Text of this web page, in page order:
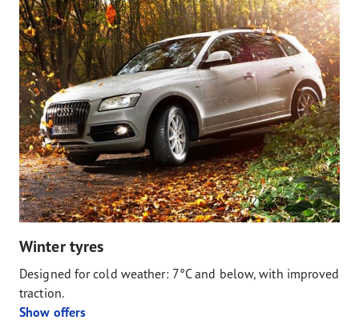
Winter tyres
Designed for cold weather: 7°C and below, with improved
traction.
Show offers